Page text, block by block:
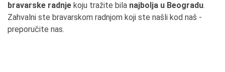
bravarske radnje koju tražite bila najbolja u Beogradu.
Zahvalni ste bravarskom radnjom koji ste našli kod naš -
preporučite nas.